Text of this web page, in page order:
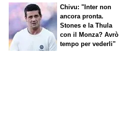
Chivu: "Inter non
ancora pronta.
Stones e la Thula
con il Monza? Avrò
tempo per vederli"